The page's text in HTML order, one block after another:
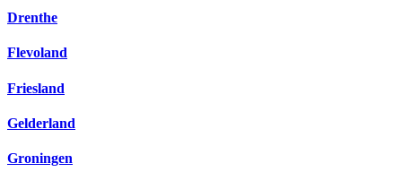
Drenthe
Flevoland
Friesland
Gelderland
Groningen